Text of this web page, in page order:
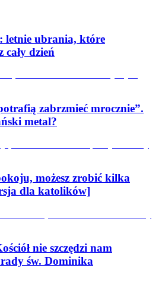
letnie ubrania, które
cały dzień
zabrzmieć mrocznie”.
metal?
możesz zrobić kilka
dla katolików]
nie szczędzi nam
św. Dominika